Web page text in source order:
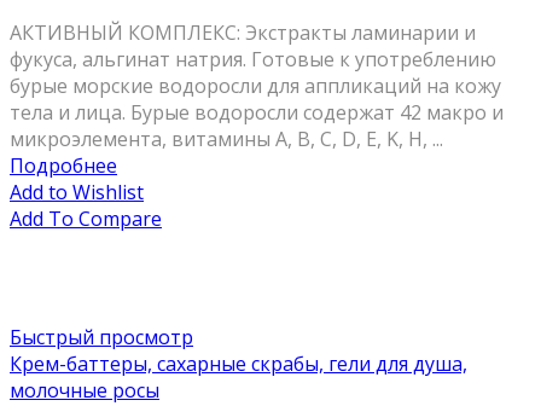
AКТИВНЫЙ КОМПЛЕКС: Экстракты ламинарии и
фукуса, альгинат натрия. Готовые к употреблению
бурые морские водоросли для аппликаций на кожу
тела и лица. Бурые водоросли содержат 42 макро и
микроэлемента, витамины A, В, C, D, Е, K, H, ...
Подробнее
Add to Wishlist
Add To Compare
Быстрый просмотр
Крем-баттеры, сахарные скрабы, гели для душа,
молочные росы